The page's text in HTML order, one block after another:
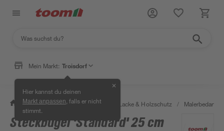
Mein Markt: Troisdorf
Hier kannst du deinen
Markt anpassen , falls er nicht
stimmt.
✕
/ Bauen & Renovieren / Farben, Lacke & Holzschutz / Malerbedarf
Steckbügel 'Standard' 25 cm